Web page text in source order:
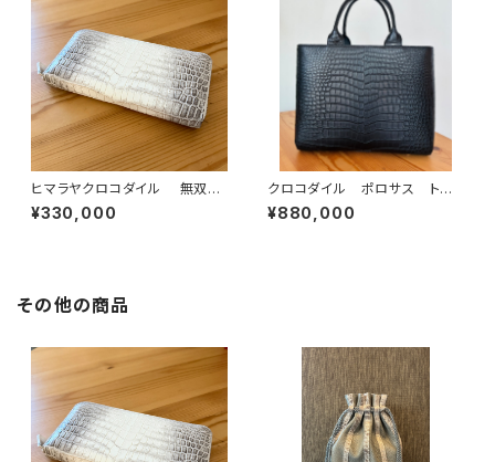
ヒマラヤクロコダイル 無双
ラウンドファスナーウォレット
¥330,000
クロコダイル ポロサス トー
トバッグ 黒
¥880,000
その他の商品